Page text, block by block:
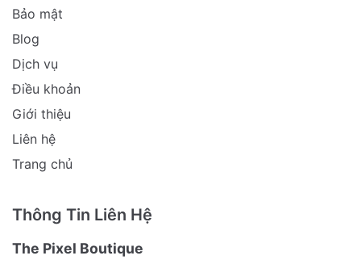
Bảo mật
Blog
Dịch vụ
Điều khoản
Giới thiệu
Liên hệ
Trang chủ
Thông Tin Liên Hệ
The Pixel Boutique